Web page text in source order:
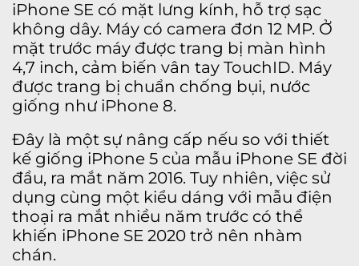
iPhone SE có mặt lưng kính, hỗ trợ sạc
không dây. Máy có camera đơn 12 MP. Ở
mặt trước máy được trang bị màn hình
4,7 inch, cảm biến vân tay TouchID. Máy
được trang bị chuẩn chống bụi, nước
giống như iPhone 8.
Đây là một sự nâng cấp nếu so với thiết
kế giống iPhone 5 của mẫu iPhone SE đời
đầu, ra mắt năm 2016. Tuy nhiên, việc sử
dụng cùng một kiểu dáng với mẫu điện
thoại ra mắt nhiều năm trước có thể
khiến iPhone SE 2020 trở nên nhàm
chán.